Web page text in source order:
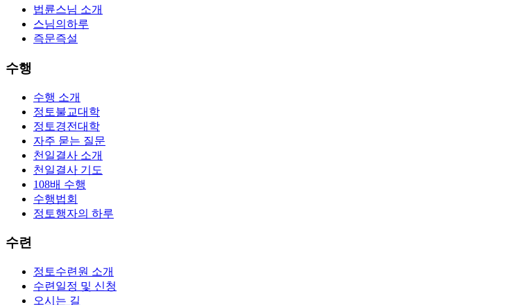
법륜스님 소개
스님의하루
즉문즉설
수행
수행 소개
정토불교대학
정토경전대학
자주 묻는 질문
천일결사 소개
천일결사 기도
108배 수행
수행법회
정토행자의 하루
수련
정토수련원 소개
수련일정 및 신청
오시는 길